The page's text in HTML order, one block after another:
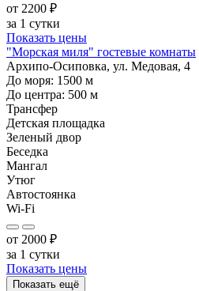
от 2200 ₽
за 1 сутки
Показать цены
"Морская миля" гостевые комнаты
Архипо-Осиповка, ул. Медовая, 4
До моря: 1500 м
До центра: 500 м
Трансфер
Детская площадка
Зеленый двор
Беседка
Мангал
Утюг
Автостоянка
Wi-Fi
от 2000 ₽
за 1 сутки
Показать цены
Показать ещё